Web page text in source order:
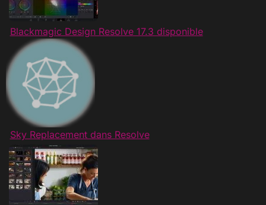
Blackmagic Design Resolve 17.3 disponible
Sky Replacement dans Resolve